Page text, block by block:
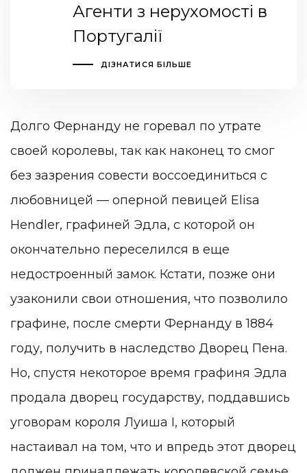
Агенти з нерухомості в
Португалії
ДІЗНАТИСЯ БІЛЬШЕ
Долго Фернанду не горевал по утрате
своей королевы, так как наконец то смог
без зазрения совести воссоединиться с
любовницей — оперной певицей Elisa
Hendler, графиней Эдла, с которой он
окончательно переселился в еще
недостроенный замок. Кстати, позже они
узаконили свои отношения, что позволило
графине, после смерти Фернанду в 1884
году, получить в наследство Дворец Пена.
Но, спустя некоторое время графиня Эдла
продала дворец государству, поддавшись
уговорам короля Луиша I, который
настаивал на том, что и впредь этот дворец